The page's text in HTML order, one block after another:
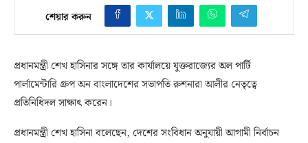
শেয়ার করুন
প্রধানমন্ত্রী শেখ হাসিনার সঙ্গে তার কার্যালয়ে যুক্তরাজ্যের অল পার্টি
পার্লামেন্টারি গ্রুপ অন বাংলাদেশের সভাপতি রুশনারা আলীর নেতৃত্বে
প্রতিনিধিদল সাক্ষাৎ করেন।
প্রধানমন্ত্রী শেখ হাসিনা বলেছেন, দেশের সংবিধান অনুযায়ী আগামী নির্বাচন